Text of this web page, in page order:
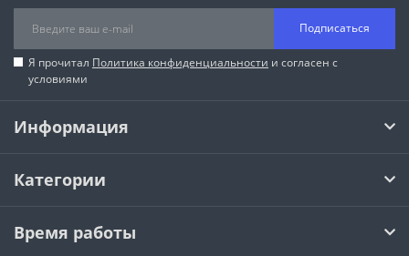
Подписаться
Я прочитал Политика конфиденциальности и согласен с
условиями
Информация
Категории
Время работы